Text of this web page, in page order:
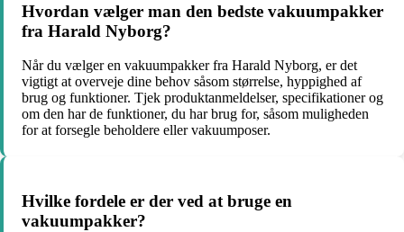
Hvordan vælger man den bedste vakuumpakker
fra Harald Nyborg?
Når du vælger en vakuumpakker fra Harald Nyborg, er det
vigtigt at overveje dine behov såsom størrelse, hyppighed af
brug og funktioner. Tjek produktanmeldelser, specifikationer og
om den har de funktioner, du har brug for, såsom muligheden
for at forsegle beholdere eller vakuumposer.
Hvilke fordele er der ved at bruge en
vakuumpakker?